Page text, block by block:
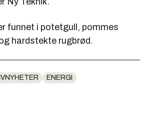
funnet i potetgull, pommes
hardstekte rugbrød.
ENERGI